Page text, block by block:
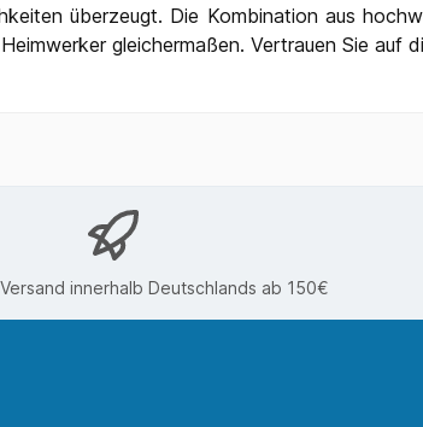
überzeugt. Die Kombination aus
gleichermaßen. Vertrauen Sie
innerhalb Deutschlands ab 150€